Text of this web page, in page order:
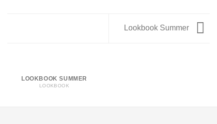
Lookbook Summer
LOOKBOOK SUMMER
LOOKBOOK